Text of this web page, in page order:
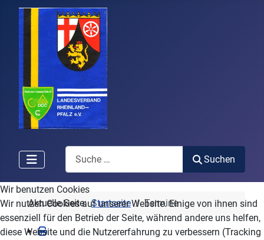
Search
Suchen
Aktuelle Seite:Startseite Termine
Wir benutzen Cookies
Wir nutzen Cookies auf unserer Website. Einige von ihnen sind
essenziell für den Betrieb der Seite, während andere uns helfen,
diese Website und die Nutzererfahrung zu verbessern (Tracking